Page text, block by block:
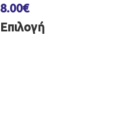
8.00€
Επιλογή